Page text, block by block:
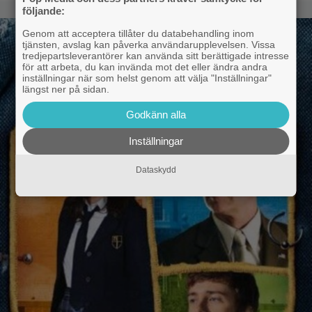
följande:
Genom att acceptera tillåter du databehandling inom
tjänsten, avslag kan påverka användarupplevelsen. Vissa
tredjepartsleverantörer kan använda sitt berättigade intresse
för att arbeta, du kan invända mot det eller ändra andra
inställningar när som helst genom att välja "Inställningar"
längst ner på sidan.
Godkänn alla
Inställningar
Dataskydd